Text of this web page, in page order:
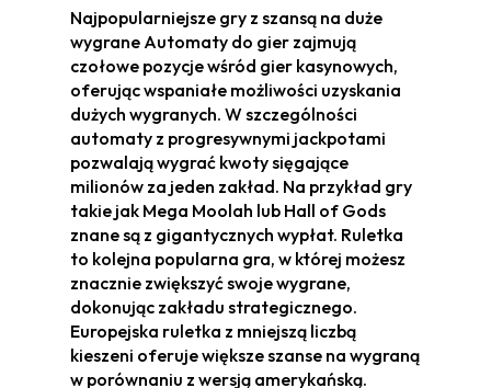
Najpopularniejsze gry z szansą na duże
wygrane Automaty do gier zajmują
czołowe pozycje wśród gier kasynowych,
oferując wspaniałe możliwości uzyskania
dużych wygranych. W szczególności
automaty z progresywnymi jackpotami
pozwalają wygrać kwoty sięgające
milionów za jeden zakład. Na przykład gry
takie jak Mega Moolah lub Hall of Gods
znane są z gigantycznych wypłat. Ruletka
to kolejna popularna gra, w której możesz
znacznie zwiększyć swoje wygrane,
dokonując zakładu strategicznego.
Europejska ruletka z mniejszą liczbą
kieszeni oferuje większe szanse na wygraną
w porównaniu z wersją amerykańską.